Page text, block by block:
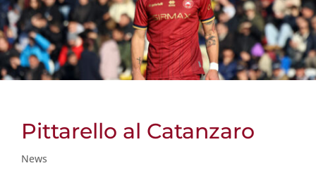
Pittarello al Catanzaro
News